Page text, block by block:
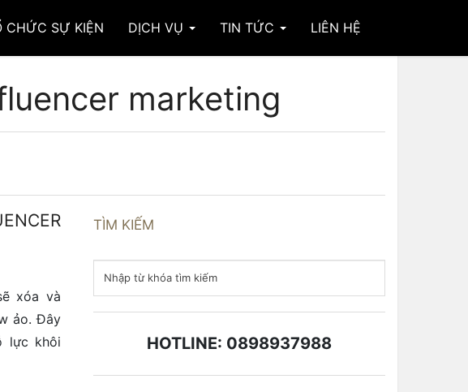
CHỨC SỰ KIỆN DỊCH VỤ TIN TỨC LIÊN HỆ
marketing
xóa và
ảo. Đây
lực khôi
TÌM KIẾM
HOTLINE: 0898937988